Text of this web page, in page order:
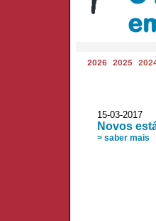
2026 2025
15-03-2017
Novos
> saber mais